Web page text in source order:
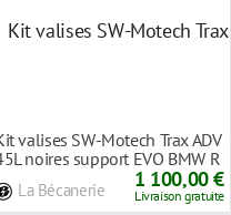
valises SW-Motech Trax ADV
noires support EVO BMW R
La Bécanerie 1 100,00 €
Livraison gratuite